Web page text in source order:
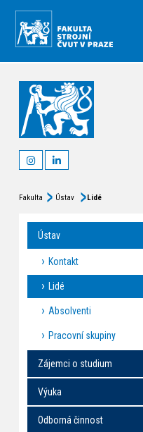
Fakulta Ústav Lidé
Ústav
Kontakt
Lidé
Absolventi
Pracovní skupiny
Zájemci o studium
Výuka
Odborná činnost